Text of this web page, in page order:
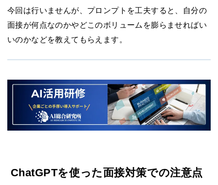
今回は行いませんが、プロンプトを工夫すると、自分の
面接が何点なのかやどこのボリュームを膨らませればい
いのかなどを教えてもらえます。
ChatGPTを使った面接対策での注意点